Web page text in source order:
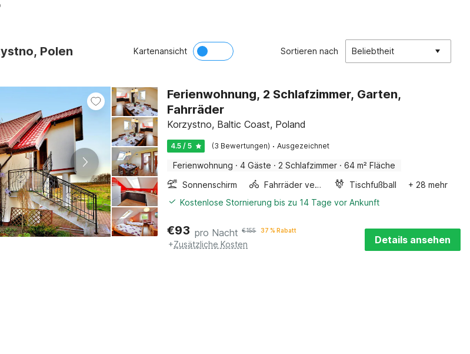
Polen Kartenansicht Sortieren nach Beliebtheit
Ferienwohnung, 2 Schlafzimmer, Garten,
Fahrräder
Korzystno, Baltic Coast, Poland
4.5 / 5 (3 Bewertungen) · Ausgezeichnet
Ferienwohnung · 4 Gäste · 2 Schlafzimmer · 64 m² Fläche
Sonnenschirm
Fahrräder verfügbar Tischfußball
+ 28 mehr
Kostenlose Stornierung bis zu 14 Tage vor Ankunft
€93 pro Nacht €155 37 % Rabatt
+Zusätzliche Kosten Details ansehen